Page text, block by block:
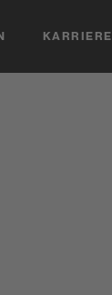
KARRIERE